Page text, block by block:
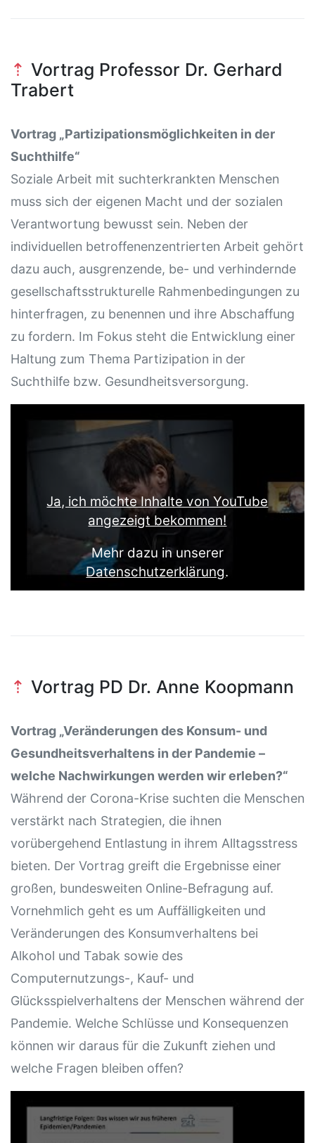
Vortrag Professor Dr. Gerhard
Trabert
Vortrag „Partizipationsmöglichkeiten in der
Suchthilfe“
Soziale Arbeit mit suchterkrankten Menschen
muss sich der eigenen Macht und der sozialen
Verantwortung bewusst sein. Neben der
individuellen betroffenenzentrierten Arbeit gehört
dazu auch, ausgrenzende, be- und verhindernde
gesellschaftsstrukturelle Rahmenbedingungen zu
hinterfragen, zu benennen und ihre Abschaffung
zu fordern. Im Fokus steht die Entwicklung einer
Haltung zum Thema Partizipation in der
Suchthilfe bzw. Gesundheitsversorgung.
Vortrag PD Dr. Anne Koopmann
Vortrag „Veränderungen des Konsum- und
Gesundheitsverhaltens in der Pandemie –
welche Nachwirkungen werden wir erleben?“
Während der Corona-Krise suchten die Menschen
verstärkt nach Strategien, die ihnen
vorübergehend Entlastung in ihrem Alltagsstress
bieten. Der Vortrag greift die Ergebnisse einer
großen, bundesweiten Online-Befragung auf.
Vornehmlich geht es um Auffälligkeiten und
Veränderungen des Konsumverhaltens bei
Alkohol und Tabak sowie des
Computernutzungs-, Kauf- und
Glücksspielverhaltens der Menschen während der
Pandemie. Welche Schlüsse und Konsequenzen
können wir daraus für die Zukunft ziehen und
welche Fragen bleiben offen?